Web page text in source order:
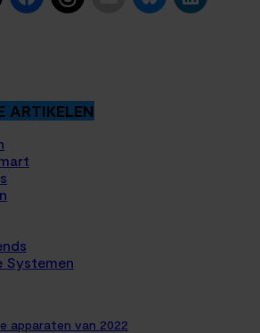
ARTIKELEN
Systemen
apparaten van 2022